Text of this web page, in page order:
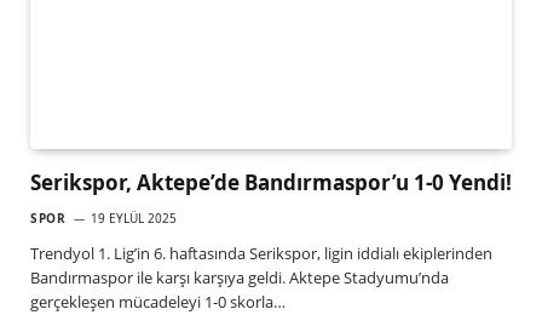
Serikspor, Aktepe’de Bandırmaspor’u 1-0 Yendi!
SPOR 19 EYLÜL 2025
Trendyol 1. Lig’in 6. haftasında Serikspor, ligin iddialı ekiplerinden
Bandırmaspor ile karşı karşıya geldi. Aktepe Stadyumu’nda
gerçekleşen mücadeleyi 1-0 skorla…